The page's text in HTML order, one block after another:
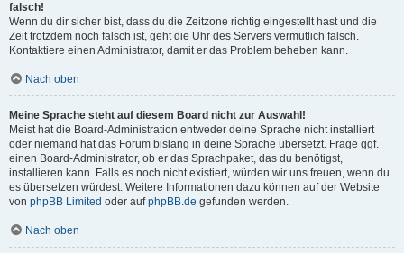
falsch!
Wenn du dir sicher bist, dass du die Zeitzone richtig eingestellt hast und die
Zeit trotzdem noch falsch ist, geht die Uhr des Servers vermutlich falsch.
Kontaktiere einen Administrator, damit er das Problem beheben kann.
Nach oben
Meine Sprache steht auf diesem Board nicht zur Auswahl!
Meist hat die Board-Administration entweder deine Sprache nicht installiert
oder niemand hat das Forum bislang in deine Sprache übersetzt. Frage ggf.
einen Board-Administrator, ob er das Sprachpaket, das du benötigst,
installieren kann. Falls es noch nicht existiert, würden wir uns freuen, wenn du
es übersetzen würdest. Weitere Informationen dazu können auf der Website
von phpBB Limited oder aufphpBB.de gefunden werden.
Nach oben